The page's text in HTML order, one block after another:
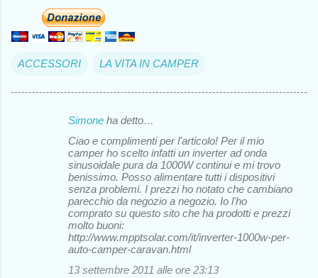
ACCESSORI LA VITA IN CAMPER
Simone ha detto…
Ciao e complimenti per l'articolo! Per il mio
camper ho scelto infatti un inverter ad onda
sinusoidale pura da 1000W continui e mi trovo
benissimo. Posso alimentare tutti i dispositivi
senza problemi. I prezzi ho notato che cambiano
parecchio da negozio a negozio. Io l'ho
comprato su questo sito che ha prodotti e prezzi
molto buoni:
http://www.mpptsolar.com/it/inverter-1000w-per-
auto-camper-caravan.html
13 settembre 2011 alle ore 23:13